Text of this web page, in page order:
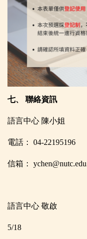
七、 聯絡資訊
語言中心 陳小姐
電話： 04-22195196
信箱：
語言中心 敬啟
5/18